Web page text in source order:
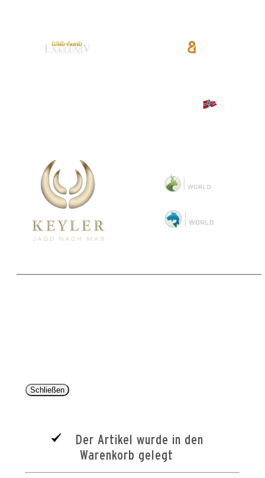
Schließen
Der Artikel wurde in den
Warenkorb gelegt